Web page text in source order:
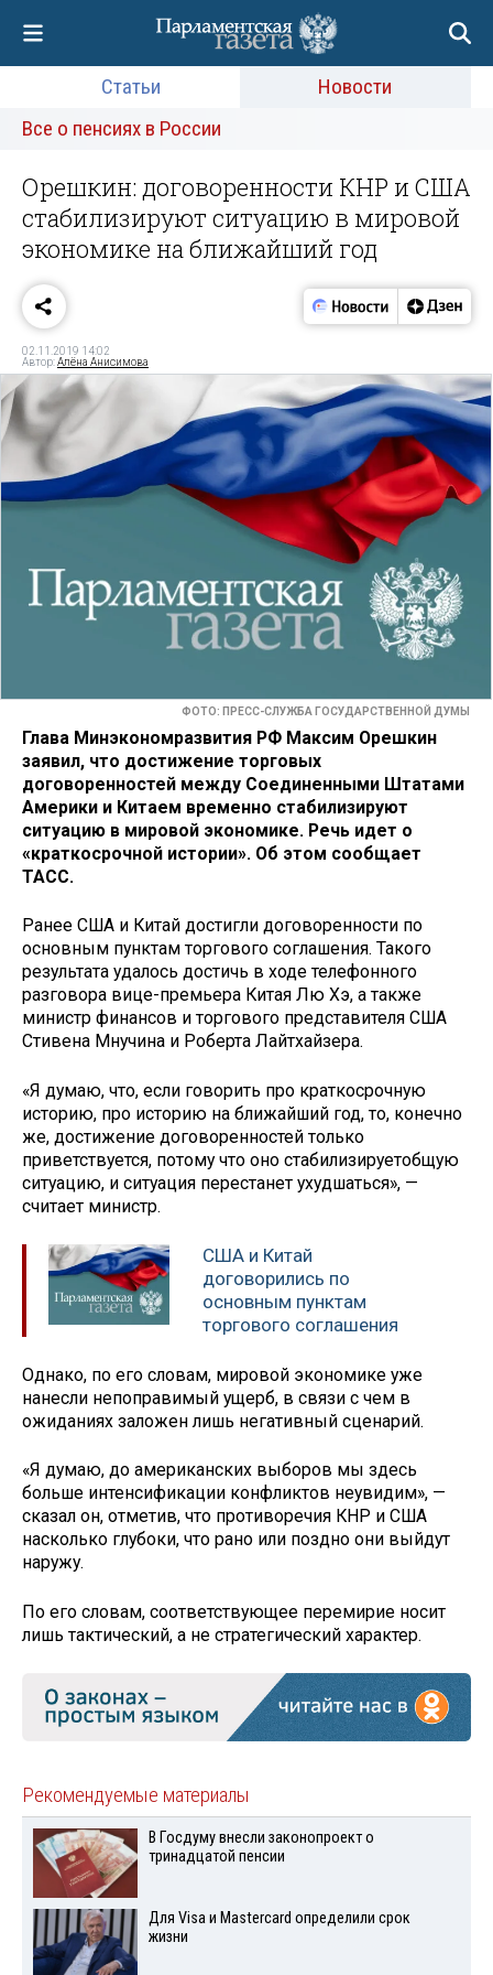
Статьи
Новости
Все о пенсиях в России
Орешкин: договоренности КНР и США
стабилизируют ситуацию в мировой
экономике на ближайший год
02.11.2019 14:02
Автор:Алёна Анисимова
ФОТО: ПРЕСС-СЛУЖБА ГОСУДАРСТВЕННОЙ ДУМЫ
Глава Минэкономразвития РФ Максим Орешкин
заявил, что достижение торговых
договоренностей между Соединенными Штатами
Америки и Китаем временно стабилизируют
ситуацию в мировой экономике. Речь идет о
«краткосрочной истории». Об этом сообщает
ТАСС.
Ранее США и Китай достигли договоренности по
основным пунктам торгового соглашения. Такого
результата удалось достичь в ходе телефонного
разговора вице-премьера Китая Лю Хэ, а также
министр финансов и торгового представителя США
Стивена Мнучина и Роберта Лайтхайзера.
«Я думаю, что, если говорить про краткосрочную
историю, про историю на ближайший год, то, конечно
же, достижение договоренностей только
приветствуется, потому что оно стабилизируетобщую
ситуацию, и ситуация перестанет ухудшаться», —
считает министр.
США и Китай
договорились по
основным пунктам
торгового соглашения
Однако, по его словам, мировой экономике уже
нанесли непоправимый ущерб, в связи с чем в
ожиданиях заложен лишь негативный сценарий.
«Я думаю, до американских выборов мы здесь
больше интенсификации конфликтов неувидим», —
сказал он, отметив, что противоречия КНР и США
насколько глубоки, что рано или поздно они выйдут
наружу.
По его словам, соответствующее перемирие носит
лишь тактический, а не стратегический характер.
Рекомендуемые материалы
В Госдуму внесли законопроект о
тринадцатой пенсии
Для Visа и Mastercard определили срок
жизни